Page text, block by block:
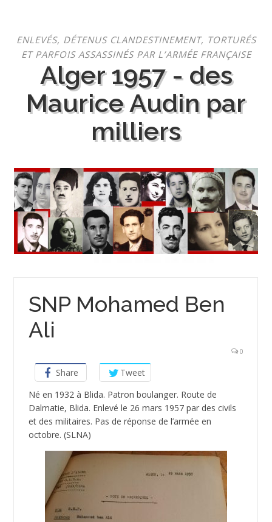
contenu
ENLEVÉS, DÉTENUS CLANDESTINEMENT, TORTURÉS
ET PARFOIS ASSASSINÉS PAR L’ARMÉE FRANÇAISE
Alger 1957 - des
Maurice Audin par
milliers
SNP Mohamed Ben
Ali
0
Share
Tweet
Né en 1932 à Blida. Patron boulanger. Route de
Dalmatie, Blida. Enlevé le 26 mars 1957 par des civils
et des militaires. Pas de réponse de l’armée en
octobre. (SLNA)